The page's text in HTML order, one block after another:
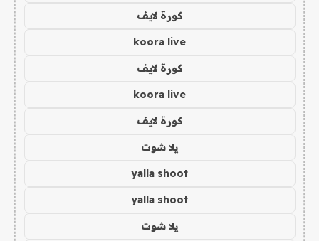
كورة لايف
koora live
كورة لايف
koora live
كورة لايف
يلا شوت
yalla shoot
yalla shoot
يلا شوت